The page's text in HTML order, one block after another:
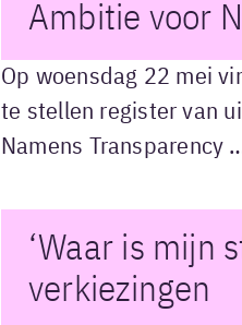
Ambitie voor
Op woensdag 22 mei
te stellen register van
Namens Transparency
‘Waar is mijn
verkiezingen